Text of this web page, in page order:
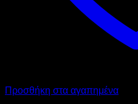
Προσθήκη στα αγαπημένα